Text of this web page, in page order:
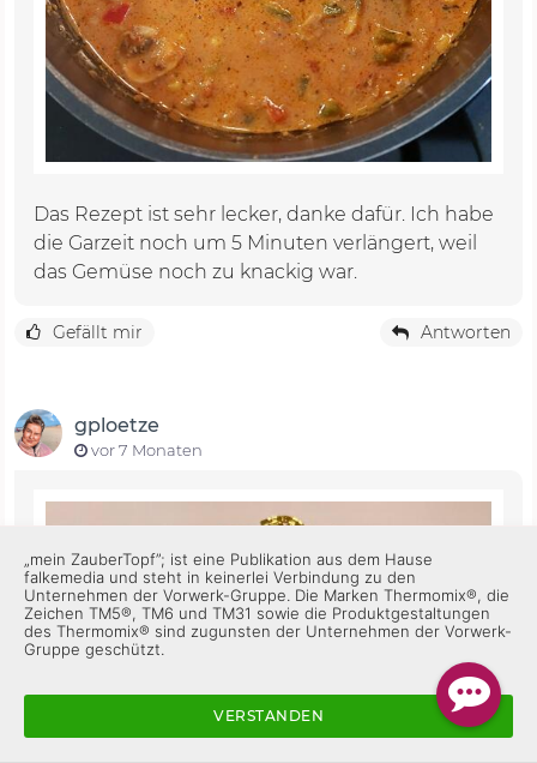
Das Rezept ist sehr lecker, danke dafür. Ich habe
die Garzeit noch um 5 Minuten verlängert, weil
das Gemüse noch zu knackig war.
Gefällt mir Antworten
gploetze
vor 7 Monaten
„mein ZauberTopf”; ist eine Publikation aus dem Hause
falkemedia und steht in keinerlei Verbindung zu den
Unternehmen der Vorwerk-Gruppe. Die Marken Thermomix®, die
Zeichen TM5®, TM6 und TM31 sowie die Produktgestaltungen
des Thermomix® sind zugunsten der Unternehmen der Vorwerk-
Gruppe geschützt.
VERSTANDEN